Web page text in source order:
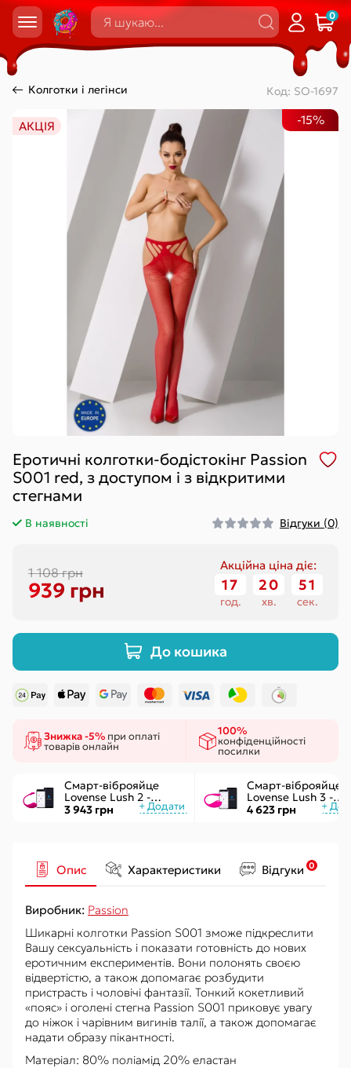
0
Колготки і легінси Код: SO-1697
АКЦІЯ -15%
Еротичні колготки-бодістокінг Passion
S001 red, з доступом і з відкритими
стегнами
В наявності Відгуки (0)
1 108 грн
939 грн
Акційна ціна діє:
17
год.
20
хв.
50
сек.
До кошика
Знижка -5% при оплаті
товарів онлайн
100%
конфіденційності
посилки
Смарт-віброяйце
Lovense Lush 2 -
управління через
додаток
3 943 грн
Смарт-віброяйце
Lovense Lush 3 -
керування через
інтернет
4 623 грн
Опис Характеристики Відгуки 0
Виробник: Passion
Шикарні колготки Passion S001 зможе підкреслити
Вашу сексуальність і показати готовність до нових
еротичним експериментів. Вони полонять своєю
відвертістю, а також допомагає розбудити
пристрасть і чоловічі фантазії. Тонкий кокетливий
«пояс» і оголені стегна Passion S001 приковує увагу
до ніжок і чарівним вигинів талії, а також допомагає
надати образу пікантності.
Матеріал: 80% поліамід 20% еластан